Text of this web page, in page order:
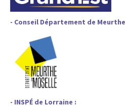
- Conseil Département de
- INSPÉ de Lorraine :